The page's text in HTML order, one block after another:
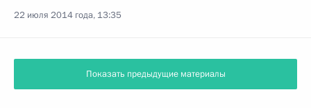
22 июля 2014 года, 13:35
Показать предыдущие материалы